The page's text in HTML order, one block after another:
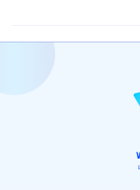
定制功能过于复杂，预算可